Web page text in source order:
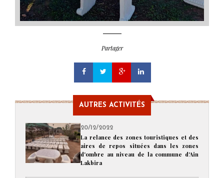
Partager
AUTRES ACTIVITÉS
20/12/2022
La relance des zones touristiques et des
aires de repos situées dans les zones
d'ombre au niveau de la commune d'Ain
Lakbira